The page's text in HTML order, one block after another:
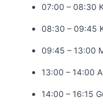
07:00 – 08:30
08:30 – 09:45
09:45 – 13:00
13:00 – 14:00
14:00 – 16:15